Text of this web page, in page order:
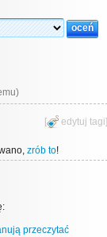
[ edytuj tagi]
zrób to!
przeczytać